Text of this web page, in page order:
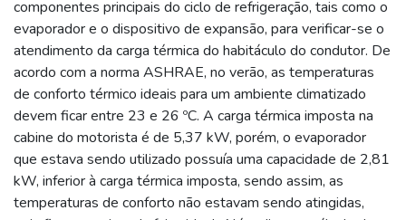
componentes principais do ciclo de refrigeração, tais como o
evaporador e o dispositivo de expansão, para verificar-se o
atendimento da carga térmica do habitáculo do condutor. De
acordo com a norma ASHRAE, no verão, as temperaturas
de conforto térmico ideais para um ambiente climatizado
devem ficar entre 23 e 26 ºC. A carga térmica imposta na
cabine do motorista é de 5,37 kW, porém, o evaporador
que estava sendo utilizado possuía uma capacidade de 2,81
kW, inferior à carga térmica imposta, sendo assim, as
temperaturas de conforto não estavam sendo atingidas,